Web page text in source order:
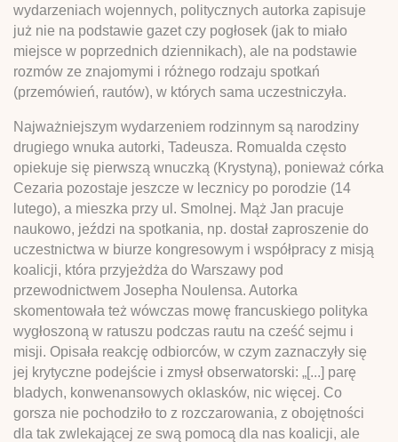
wydarzeniach wojennych, politycznych autorka zapisuje
już nie na podstawie gazet czy pogłosek (jak to miało
miejsce w poprzednich dziennikach), ale na podstawie
rozmów ze znajomymi i różnego rodzaju spotkań
(przemówień, rautów), w których sama uczestniczyła.
Najważniejszym wydarzeniem rodzinnym są narodziny
drugiego wnuka autorki, Tadeusza. Romualda często
opiekuje się pierwszą wnuczką (Krystyną), ponieważ córka
Cezaria pozostaje jeszcze w lecznicy po porodzie (14
lutego), a mieszka przy ul. Smolnej. Mąż Jan pracuje
naukowo, jeździ na spotkania, np. dostał zaproszenie do
uczestnictwa w biurze kongresowym i współpracy z misją
koalicji, która przyjeżdża do Warszawy pod
przewodnictwem Josepha Noulensa. Autorka
skomentowała też wówczas mowę francuskiego polityka
wygłoszoną w ratuszu podczas rautu na cześć sejmu i
misji. Opisała reakcję odbiorców, w czym zaznaczyły się
jej krytyczne podejście i zmysł obserwatorski: „[...] parę
bladych, konwenansowych oklasków, nic więcej. Co
gorsza nie pochodziło to z rozczarowania, z obojętności
dla tak zwlekającej ze swą pomocą dla nas koalicji, ale